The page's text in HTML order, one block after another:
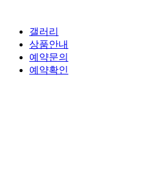
갤러리
상품안내
예약문의
예약확인